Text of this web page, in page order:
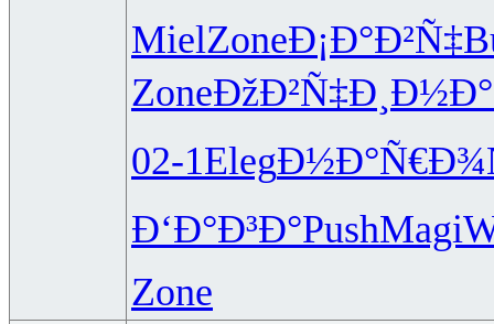
MielZoneÐ¡Ð°Ð²Ñ‡
ZoneÐžÐ²Ñ‡Ð¸
02-1ElegÐ½Ð°Ñ€Ð¾
Ð‘Ð°Ð³Ð°PushMagi
Zone